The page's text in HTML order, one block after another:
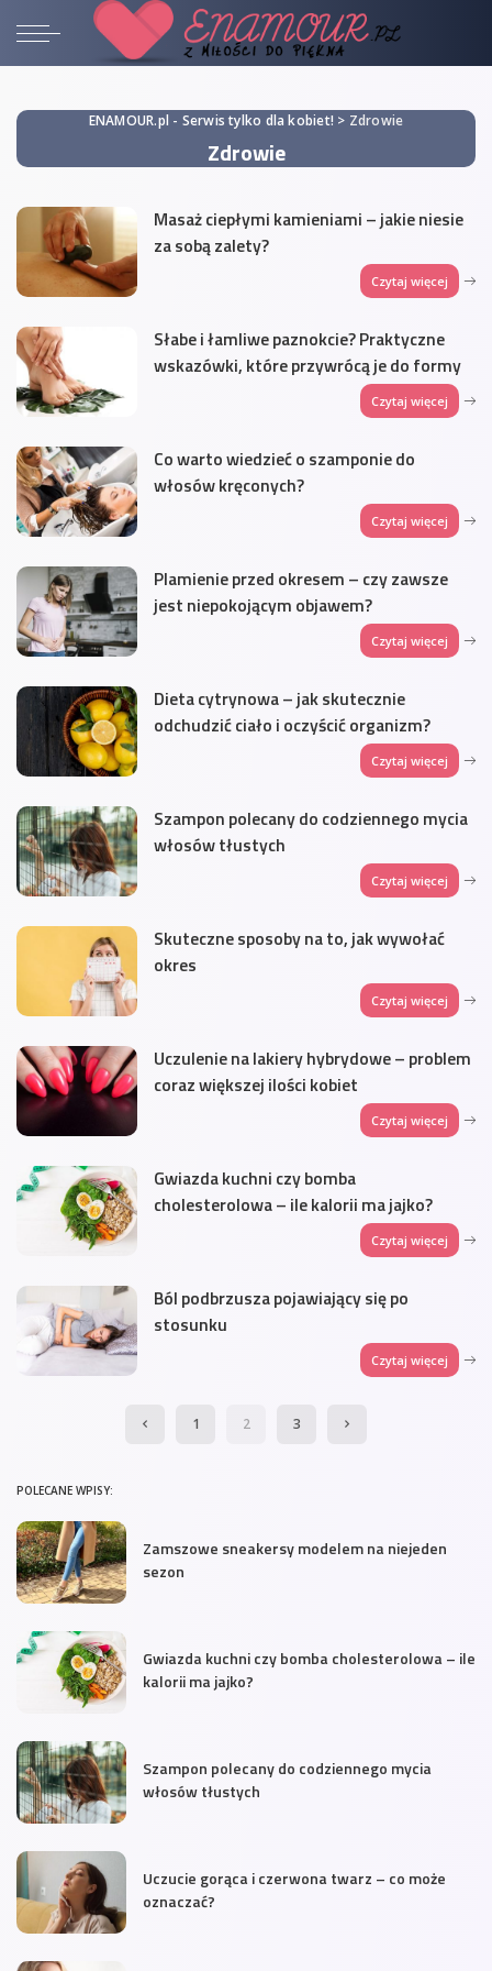
ENAMOUR.pl - Serwis tylko dla kobiet! > Zdrowie
Zdrowie
Masaż ciepłymi kamieniami – jakie niesie
za sobą zalety?
Czytaj więcej
Słabe i łamliwe paznokcie? Praktyczne
wskazówki, które przywrócą je do formy
Czytaj więcej
Co warto wiedzieć o szamponie do
włosów kręconych?
Czytaj więcej
Plamienie przed okresem – czy zawsze
jest niepokojącym objawem?
Czytaj więcej
Dieta cytrynowa – jak skutecznie
odchudzić ciało i oczyścić organizm?
Czytaj więcej
Szampon polecany do codziennego mycia
włosów tłustych
Czytaj więcej
Skuteczne sposoby na to, jak wywołać
okres
Czytaj więcej
Uczulenie na lakiery hybrydowe – problem
coraz większej ilości kobiet
Czytaj więcej
Gwiazda kuchni czy bomba
cholesterolowa – ile kalorii ma jajko?
Czytaj więcej
Ból podbrzusza pojawiający się po
stosunku
Czytaj więcej
1 2 3
POLECANE WPISY:
Zamszowe sneakersy modelem na niejeden
sezon
Gwiazda kuchni czy bomba cholesterolowa – ile
kalorii ma jajko?
Szampon polecany do codziennego mycia
włosów tłustych
Uczucie gorąca i czerwona twarz – co może
oznaczać?